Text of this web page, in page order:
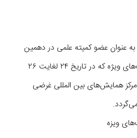
به عنوان عضو کمیته علمی در دهمین
کنگره بین‌المللی مراقبت‌های ویژه که در تاریخ ۲۴ لغایت ۲۶
ماه ۱۴۰۴در مرکز همایش‌های بین المللی غرضی